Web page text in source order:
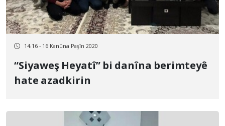
14:16 - 16 Kanûna Paşîn 2020
“Siyaweş Heyatî” bi danîna berimteyê
hate azadkirin